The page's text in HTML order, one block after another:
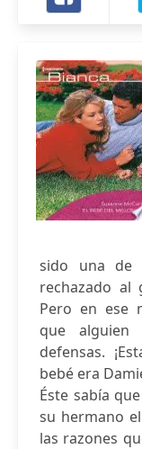
sido una de
rechazado al
Pero en ese
que alguien
defensas.
bebé era
Éste sabía
su hermano
las razones